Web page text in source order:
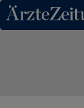
Direkt zum